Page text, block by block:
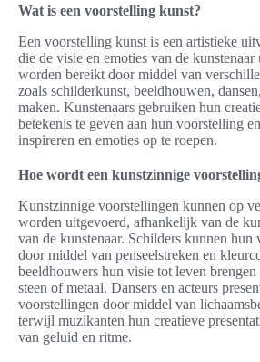
Wat is een voorstelling kunst?
Een voorstelling kunst is een artistieke
die de visie en emoties van de
worden bereikt door middel van
zoals schilderkunst, beeldhouwen,
maken. Kunstenaars gebruiken hun
betekenis te geven aan hun voorstelling
inspireren en emoties op te roepen.
Hoe wordt een kunstzinnige
Kunstzinnige voorstellingen kunnen op
worden uitgevoerd, afhankelijk van de
van de kunstenaar. Schilders kunnen hun
door middel van penseelstreken en
beeldhouwers hun visie tot leven
steen of metaal. Dansers en acteurs
voorstellingen door middel van
terwijl muzikanten hun creatieve
van geluid en ritme.